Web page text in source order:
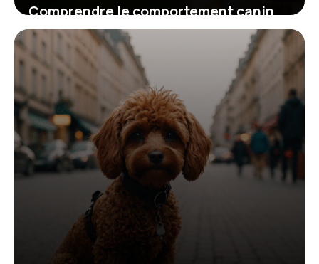
Comprendre le comportement canin
pour une éducation efficace et
équilibrée
4 décembre 2025